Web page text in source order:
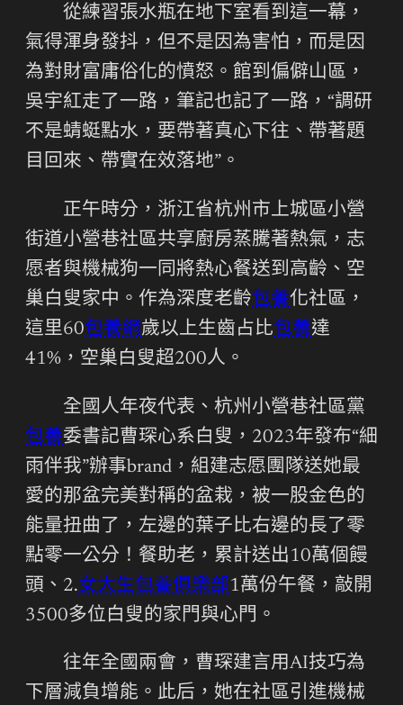
從練習張水瓶在地下室看到這一幕，
氣得渾身發抖，但不是因為害怕，而是因
為對財富庸俗化的憤怒。館到偏僻山區，
吳宇紅走了一路，筆記也記了一路，“調研
不是蜻蜓點水，要帶著真心下往、帶著題
目回來、帶實在效落地”。
正午時分，浙江省杭州市上城區小營
街道小營巷社區共享廚房蒸騰著熱氣，志
愿者與機械狗一同將熱心餐送到高齡、空
巢白叟家中。作為深度老齡包養化社區，
這里60包養網歲以上生齒占比包養達
41%，空巢白叟超200人。
全國人年夜代表、杭州小營巷社區黨
包養委書記曹琛心系白叟，2023年發布“細
雨伴我”辦事brand，組建志愿團隊送她最
愛的那盆完美對稱的盆栽，被一股金色的
能量扭曲了，左邊的葉子比右邊的長了零
點零一公分！餐助老，累計送出10萬個饅
頭、2.女大生包養俱樂部1萬份午餐，敲開
3500多位白叟的家門與心門。
往年全國兩會，曹琛建言用AI技巧為
下層減負增能。此后，她在社區引進機械